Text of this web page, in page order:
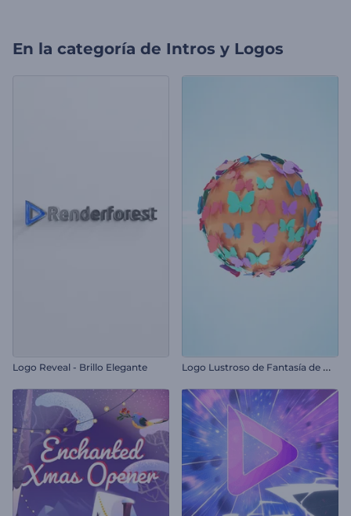
En la categoría de Intros y Logos
Logo Reveal - Brillo Elegante L
ogo Lustroso de Fantasía de Mariposa